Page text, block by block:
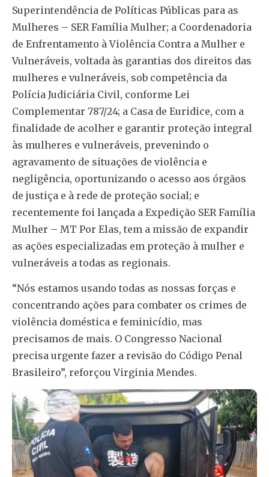
Superintendência de Políticas Públicas para as
Mulheres – SER Família Mulher; a Coordenadoria
de Enfrentamento à Violência Contra a Mulher e
Vulneráveis, voltada às garantias dos direitos das
mulheres e vulneráveis, sob competência da
Polícia Judiciária Civil, conforme Lei
Complementar 787/24; a Casa de Euridice, com a
finalidade de acolher e garantir proteção integral
às mulheres e vulneráveis, prevenindo o
agravamento de situações de violência e
negligência, oportunizando o acesso aos órgãos
de justiça e à rede de proteção social; e
recentemente foi lançada a Expedição SER Família
Mulher – MT Por Elas, tem a missão de expandir
as ações especializadas em proteção à mulher e
vulneráveis a todas as regionais.
“Nós estamos usando todas as nossas forças e
concentrando ações para combater os crimes de
violência doméstica e feminicídio, mas
precisamos de mais. O Congresso Nacional
precisa urgente fazer a revisão do Código Penal
Brasileiro”, reforçou Virginia Mendes.